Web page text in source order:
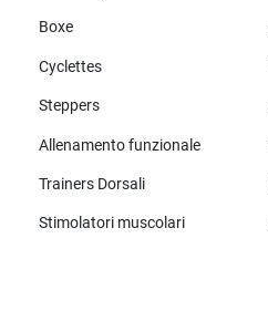
Boxe
Cyclettes
Steppers
Allenamento funzionale
Trainers Dorsali
Stimolatori muscolari